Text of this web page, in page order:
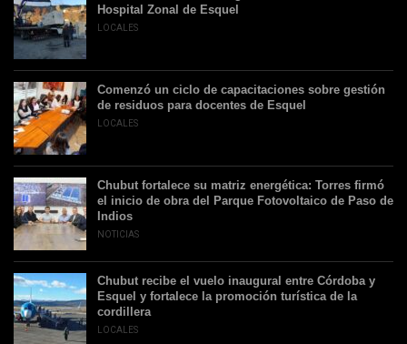
Hospital Zonal de Esquel
LOCALES
Comenzó un ciclo de capacitaciones sobre gestión
de residuos para docentes de Esquel
LOCALES
Chubut fortalece su matriz energética: Torres firmó
el inicio de obra del Parque Fotovoltaico de Paso de
Indios
NOTICIAS
Chubut recibe el vuelo inaugural entre Córdoba y
Esquel y fortalece la promoción turística de la
cordillera
LOCALES